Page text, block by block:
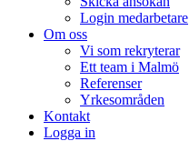
Login medarbetare
Om oss
Vi som rekryterar
Ett team i Malmö
Referenser
Yrkesområden
Kontakt
Logga in